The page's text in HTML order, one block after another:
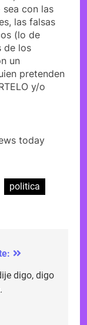
con las
las falsas
(lo de
de los
un
pretenden
y/o
today
politica
digo, digo